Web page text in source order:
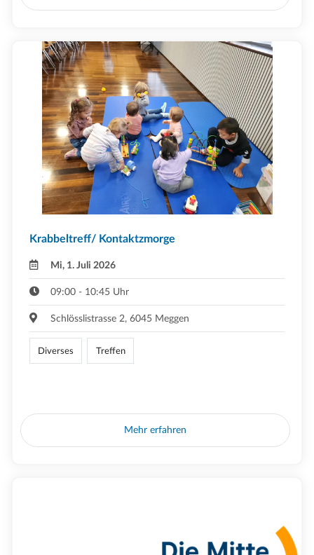
Krabbeltreff/ Kontaktzmorge
Mi, 1. Juli 2026
09:00 - 10:45 Uhr
Schlösslistrasse 2, 6045 Meggen
Diverses Treffen
Mehr erfahren